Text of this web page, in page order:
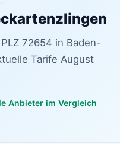
72654 in Baden-
Tarife August
Anbieter im Vergleich